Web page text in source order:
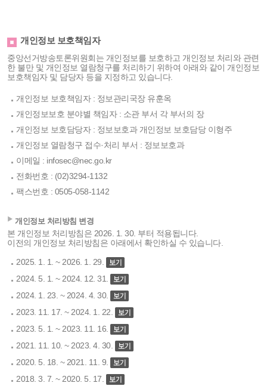
개인정보 보호책임자
중앙선거방송토론위원회는 개인정보를 보호하고 개인정보 처리와 관련
한 불만 및 개인정보 열람청구를 처리하기 위하여 아래와 같이 개인정보
보호책임자 및 담당자 등을 지정하고 있습니다.
개인정보 보호책임자 : 정보관리국장 유훈옥
개인정보보호 분야별 책임자 : 소관 부서 각 부서의 장
개인정보 보호담당자 : 정보보호과 개인정보 보호담당 이형주
개인정보 열람청구 접수·처리 부서 : 정보보호과
이메일 : infosec@nec.go.kr
전화번호 : (02)3294-1132
팩스번호 : 0505-058-1142
개인정보 처리방침 변경
본 개인정보 처리방침은 2026. 1. 30. 부터 적용됩니다.
이전의 개인정보 처리방침은 아래에서 확인하실 수 있습니다.
2025. 1. 1. ~ 2026. 1. 29.
2024. 5. 1. ~ 2024. 12. 31.
2024. 1. 23. ~ 2024. 4. 30.
2023. 11. 17. ~ 2024. 1. 22.
2023. 5. 1. ~ 2023. 11. 16.
2021. 11. 10. ~ 2023. 4. 30.
2020. 5. 18. ~ 2021. 11. 9.
2018. 3. 7. ~ 2020. 5. 17.